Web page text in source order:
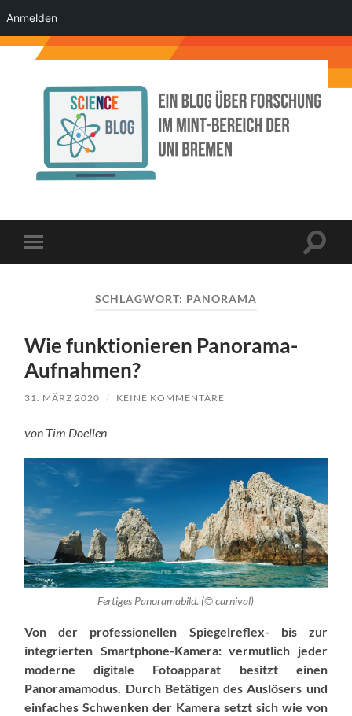
Anmelden
der
Menü
SCHLAGWORT: PANORAMA
Wie funktionieren Panorama-
Aufnahmen?
31. MÄRZ 2020 / KEINE KOMMENTARE
von Tim Doellen
Fertiges Panoramabild. (© carnival)
Von der professionellen Spiegelreflex- bis zur
integrierten Smartphone-Kamera: vermutlich jeder
moderne digitale Fotoapparat besitzt einen
Panoramamodus. Durch Betätigen des Auslösers und
einfaches Schwenken der Kamera setzt sich wie von